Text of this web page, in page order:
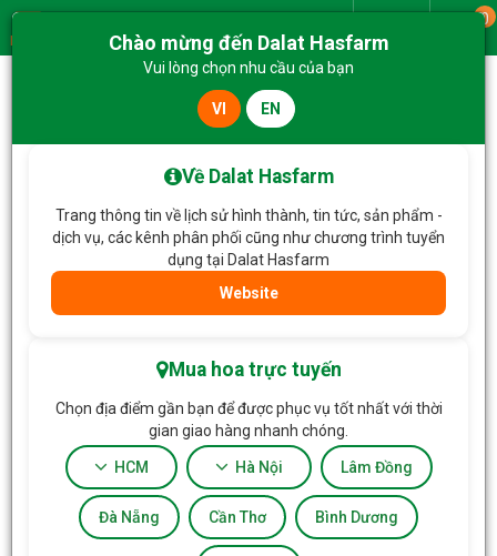
Menu
0
E-Gift Voucher
Chào mừng đến Dalat Hasfarm
Vui lòng chọn nhu cầu của bạn
VI EN
Về Dalat Hasfarm
Trang thông tin về lịch sử hình thành, tin tức, sản phẩm -
dịch vụ, các kênh phân phối cũng như chương trình tuyển
dụng tại Dalat Hasfarm
Website
Mua hoa trực tuyến
Chọn địa điểm gần bạn để được phục vụ tốt nhất với thời
gian giao hàng nhanh chóng.
HCM Hà Nội Lâm Đồng
Đà Nẵng Cần Thơ Bình Dương